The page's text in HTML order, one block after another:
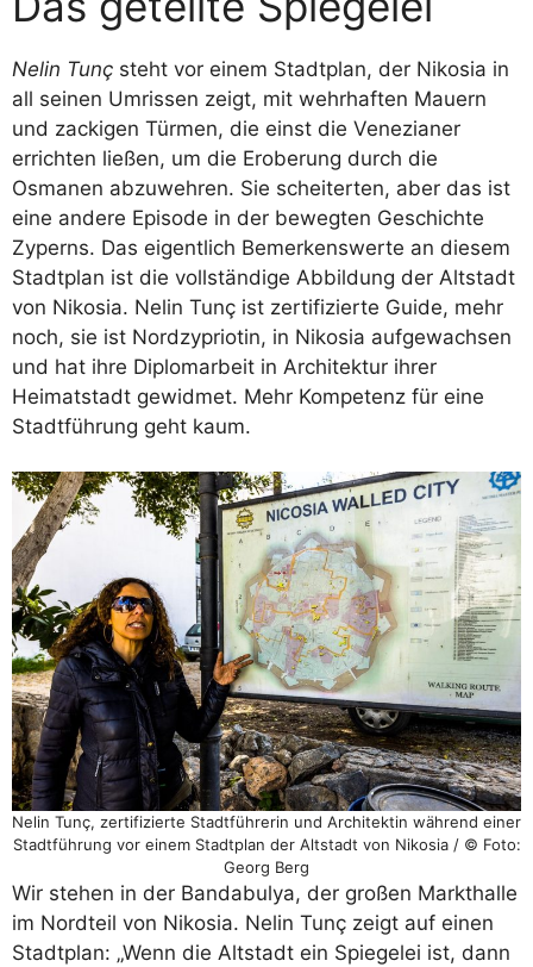
Nelin Tunç steht vor einem Stadtplan, der Nikosia in
all seinen Umrissen zeigt, mit wehrhaften Mauern
und zackigen Türmen, die einst die Venezianer
errichten ließen, um die Eroberung durch die
Osmanen abzuwehren. Sie scheiterten, aber das ist
eine andere Episode in der bewegten Geschichte
Zyperns. Das eigentlich Bemerkenswerte an diesem
Stadtplan ist die vollständige Abbildung der Altstadt
von Nikosia. Nelin Tunç ist zertifizierte Guide, mehr
noch, sie ist Nordzypriotin, in Nikosia aufgewachsen
und hat ihre Diplomarbeit in Architektur ihrer
Heimatstadt gewidmet. Mehr Kompetenz für eine
Stadtführung geht kaum.
Nelin Tunç, zertifizierte Stadtführerin und Architektin während einer
Stadtführung vor einem Stadtplan der Altstadt von Nikosia / © Foto:
Georg Berg
Wir stehen in der Bandabulya, der großen Markthalle
im Nordteil von Nikosia. Nelin Tunç zeigt auf einen
Stadtplan: „Wenn die Altstadt ein Spiegelei ist, dann